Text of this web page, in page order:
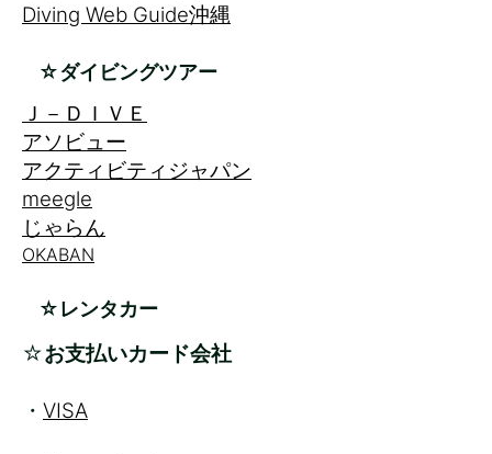
Diving Web Guide沖縄
☆ダイビングツアー
Ｊ－ＤＩＶＥ
アソビュー
アクティビティジャパン
meegle
じゃらん
OKABAN
☆レンタカー
☆お支払いカード会社
・ VISA